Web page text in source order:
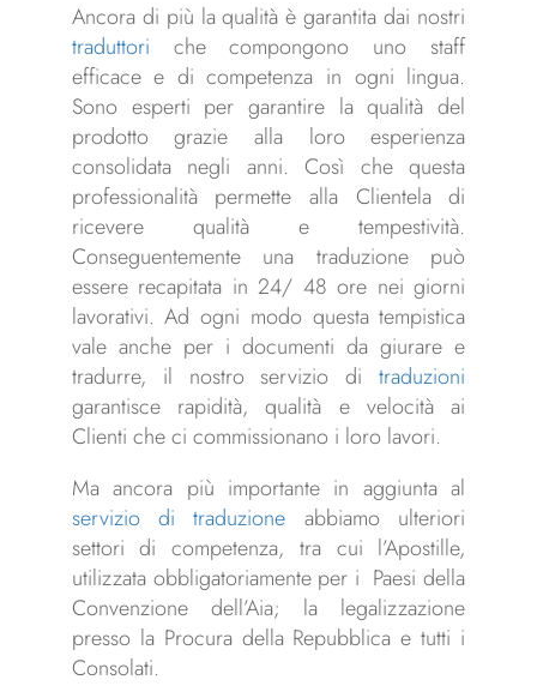
Ancora di più la qualità è garantita dai nostri
traduttori che compongono uno staff
efficace e di competenza in ogni lingua.
Sono esperti per garantire la qualità del
prodotto grazie alla loro esperienza
consolidata negli anni. Così che questa
professionalità permette alla Clientela di
ricevere qualità e tempestività.
Conseguentemente una traduzione può
essere recapitata in 24/ 48 ore nei giorni
lavorativi. Ad ogni modo questa tempistica
vale anche per i documenti da giurare e
tradurre, il nostro servizio ditraduzioni
garantisce rapidità, qualità e velocità ai
Clienti che ci commissionano i loro lavori.
Ma ancora più importante in aggiunta al
servizio di traduzione abbiamo ulteriori
settori di competenza, tra cui l’Apostille,
utilizzata obbligatoriamente per i Paesi della
Convenzione dell’Aia; la legalizzazione
presso la Procura della Repubblica e tutti i
Consolati.